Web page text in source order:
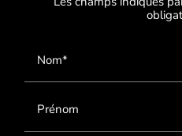
Les champs indiqués
Nom*
Prénom